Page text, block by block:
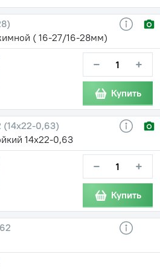
( 16-27/16-28мм)
− +
Купить
(14х22-0,63)
14х22-0,63
− +
Купить